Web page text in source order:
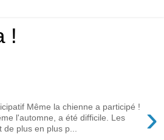
!
›
Même la chienne a participé !
l'automne, a été difficile. Les
de plus en plus p...